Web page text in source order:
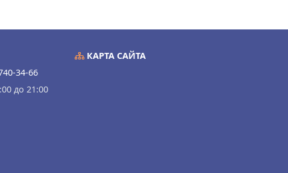
34-66
до 21:00
КАРТА САЙТА